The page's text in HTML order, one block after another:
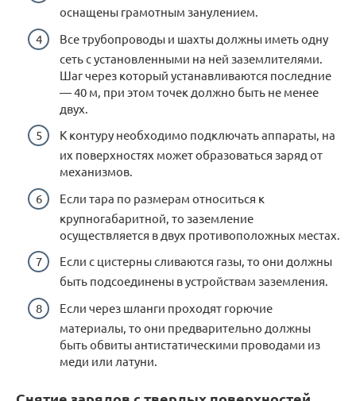
оснащены грамотным занулением.
Все трубопроводы и шахты должны иметь одну
сеть с установленными на ней заземлителями.
Шаг через который устанавливаются последние
— 40 м, при этом точек должно быть не менее
двух.
К контуру необходимо подключать аппараты, на
их поверхностях может образоваться заряд от
механизмов.
Если тара по размерам относиться к
крупногабаритной, то заземление
осуществляется в двух противоположных местах.
Если с цистерны сливаются газы, то они должны
быть подсоединены в устройствам заземления.
Если через шланги проходят горючие
материалы, то они предварительно должны
быть обвиты антистатическими проводами из
меди или латуни.